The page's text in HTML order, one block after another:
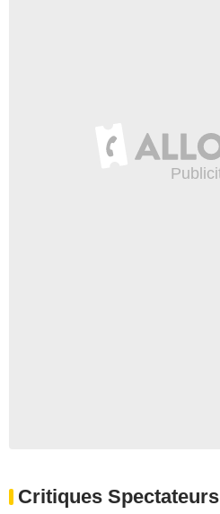
Critiques Spectateurs